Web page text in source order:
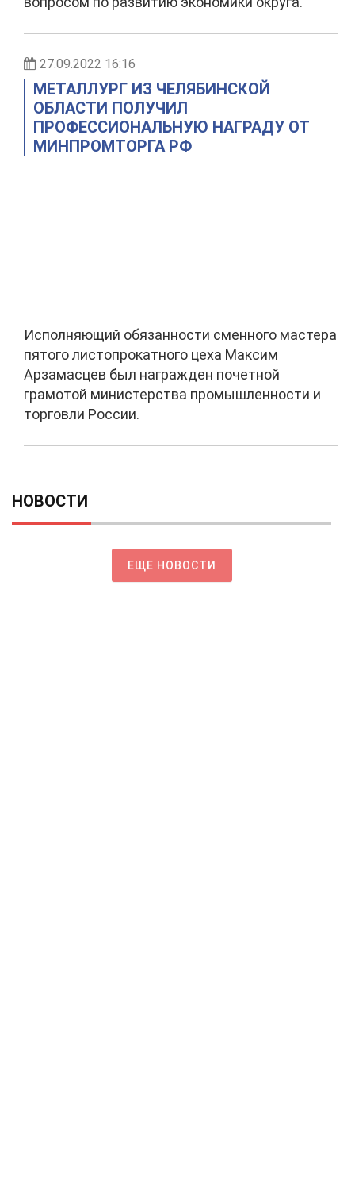
27.09.2022 16:16
МЕТАЛЛУРГ ИЗ ЧЕЛЯБИНСКОЙ
ОБЛАСТИ ПОЛУЧИЛ
ПРОФЕССИОНАЛЬНУЮ НАГРАДУ ОТ
МИНПРОМТОРГА РФ
Исполняющий обязанности сменного мастера
пятого листопрокатного цеха Максим
Арзамасцев был награжден почетной
грамотой министерства промышленности и
торговли России.
НОВОСТИ
ЕЩЕ НОВОСТИ